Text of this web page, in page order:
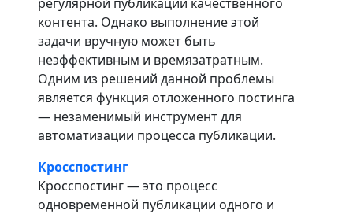
контента. Однако выполнение этой
задачи вручную может быть
неэффективным и времязатратным.
Одним из решений данной проблемы
является функция отложенного постинга
— незаменимый инструмент для
автоматизации процесса публикации.
Кросспостинг
Кросспостинг — это процесс
одновременной публикации одного и